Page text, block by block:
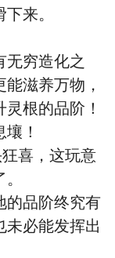
来。
无穷造化之
滋养万物，
根的品阶！
！
喜，这玩意
的品阶终究有
未必能发挥出